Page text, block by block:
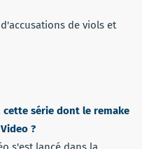
de viols et
cette série dont le remake
?